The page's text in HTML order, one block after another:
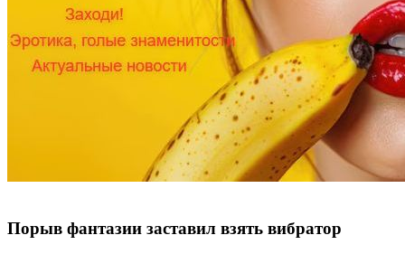
Порыв фантазии заставил взять вибратор